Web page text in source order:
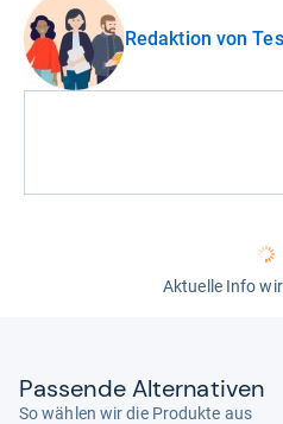
Redaktion von
Aktuelle Info
Pas­sende Alter­na­ti­ven
So wählen wir die Produkte aus